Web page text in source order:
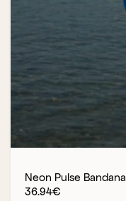
Neon Pulse Bandana
36.94€